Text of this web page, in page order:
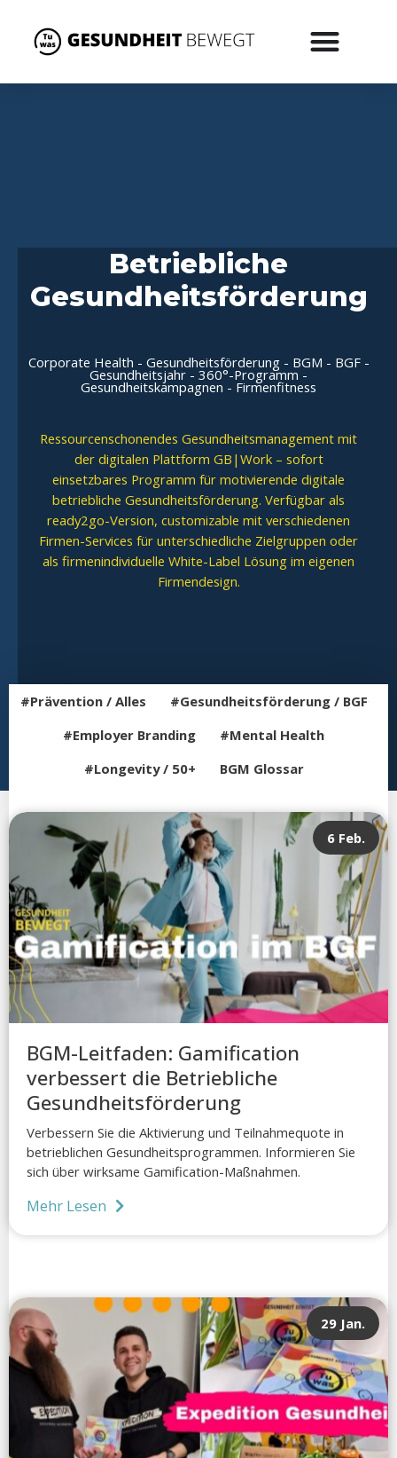
Betriebliche
Gesundheitsförderung
Corporate Health - Gesundheitsförderung - BGM - BGF -
Gesundheitsjahr - 360°-Programm -
Gesundheitskampagnen - Firmenfitness
Ressourcenschonendes Gesundheitsmanagement mit
der digitalen Plattform GB|Work – sofort
einsetzbares Programm für motivierende digitale
betriebliche Gesundheitsförderung. Verfügbar als
ready2go-Version, customizable mit verschiedenen
Firmen-Services für unterschiedliche Zielgruppen oder
als firmenindividuelle White-Label Lösung im eigenen
Firmendesign.
#Prävention / Alles
#Gesundheitsförderung / BGF
#Employer Branding
#Mental Health
#Longevity / 50+
BGM Glossar
6 Feb.
BGM-Leitfaden: Gamification
verbessert die Betriebliche
Gesundheitsförderung
Verbessern Sie die Aktivierung und Teilnahmequote in
betrieblichen Gesundheitsprogrammen. Informieren Sie
sich über wirksame Gamification-Maßnahmen.
Mehr Lesen
29 Jan.